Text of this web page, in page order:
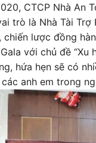
CTCP Nhà An
trò là Nhà Tài
lược đồng
với chủ đề
hứa hẹn sẽ có
anh em trong